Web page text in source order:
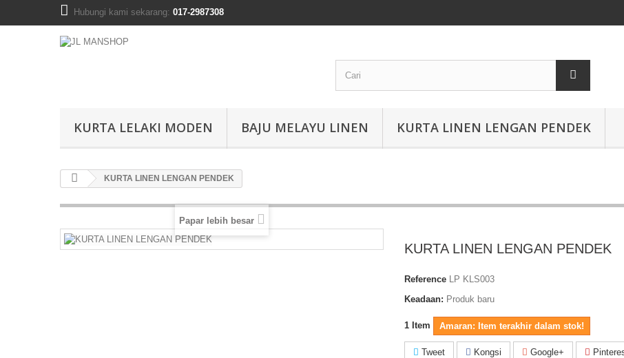
Hubungi kami sekarang: 017-2987308
KURTA LELAKI MODEN BAJU MELAYU LINEN KURTA LINEN LENGAN PENDEK
KURTA LINEN LENGAN PENDEK
Papar lebih besar
KURTA LINEN LENGAN PENDEK
Reference LP KLS003
Keadaan: Produk baru
1 Item Amaran: Item terakhir dalam stok!
Tweet Kongsi Google+